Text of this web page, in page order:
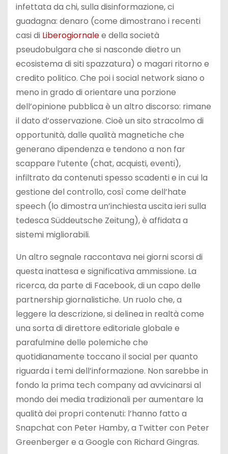
infettata da chi, sulla disinformazione, ci
guadagna: denaro (come dimostrano i recenti
casi di Liberogiornalee della società
pseudobulgara che si nasconde dietro un
ecosistema di siti spazzatura) o magari ritorno e
credito politico. Che poi i social network siano o
meno in grado di orientare una porzione
dell’opinione pubblica è un altro discorso: rimane
il dato d’osservazione. Cioè un sito stracolmo di
opportunità, dalle qualità magnetiche che
generano dipendenza e tendono a non far
scappare l’utente (chat, acquisti, eventi),
infiltrato da contenuti spesso scadenti e in cui la
gestione del controllo, così come dell’hate
speech (lo dimostra un’inchiesta uscita ieri sulla
tedesca Süddeutsche Zeitung), è affidata a
sistemi migliorabili.
Un altro segnale raccontava nei giorni scorsi di
questa inattesa e significativa ammissione. La
ricerca, da parte di Facebook, di un capo delle
partnership giornalistiche. Un ruolo che, a
leggere la descrizione, si delinea in realtà come
una sorta di direttore editoriale globale e
parafulmine delle polemiche che
quotidianamente toccano il social per quanto
riguarda i temi dell’informazione. Non sarebbe in
fondo la prima tech company ad avvicinarsi al
mondo dei media tradizionali per aumentare la
qualità dei propri contenuti: l’hanno fatto a
Snapchat con Peter Hamby, a Twitter con Peter
Greenberger e a Google con Richard Gingras.